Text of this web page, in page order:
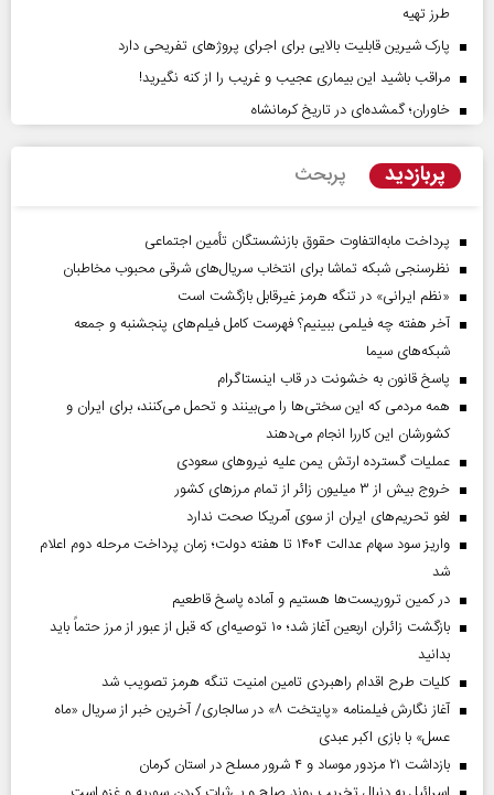
طرز تهیه
پارک شیرین قابلیت‌ بالایی برای اجرای پروژهای تفریحی دارد
مراقب باشید این بیماری عجیب و غریب را از کنه نگیرید!
خاوران؛ گمشده‌ای در تاریخ کرمانشاه
پربازدید پربحث
پرداخت مابه‌التفاوت حقوق بازنشستگان تأمین اجتماعی
نظرسنجی شبکه تماشا برای انتخاب سریال‌های شرقی محبوب مخاطبان
«نظم ایرانی» در تنگه هرمز غیرقابل بازگشت است
آخر هفته چه فیلمی ببینیم؟ فهرست کامل فیلم‌های پنجشنبه و جمعه
شبکه‌های سیما
پاسخ قانون به خشونت در قاب اینستاگرام
همه مردمی که این سختی‌ها را می‌بینند و تحمل می‌کنند، برای ایران و
کشورشان این کاررا انجام می‌دهند
عملیات گسترده ارتش یمن علیه نیروهای سعودی
خروج بیش از ۳ میلیون زائر از تمام مرز‌های کشور
لغو تحریم‌های ایران از سوی آمریکا صحت ندارد
واریز سود سهام عدالت ۱۴۰۴ تا هفته دولت؛ زمان پرداخت مرحله دوم اعلام
شد
در کمین تروریست‌ها هستیم و آماده پاسخ قاطعیم
بازگشت زائران اربعین آغاز شد؛ ۱۰ توصیه‌ای که قبل از عبور از مرز حتماً باید
بدانید
کلیات طرح اقدام راهبردی تامین امنیت تنگه هرمز تصویب شد
آغاز نگارش فیلمنامه «پایتخت ۸» در سالجاری/ آخرین خبر از سریال «ماه
عسل» با بازی اکبر عبدی
بازداشت ۲۱ مزدور موساد و ۴ شرور مسلح در استان کرمان